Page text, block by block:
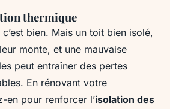
thermique
bien. Mais un toit bien isolé,
monte, et une mauvaise
peut entraîner des pertes
En rénovant votre
en pour renforcer l’isolation des